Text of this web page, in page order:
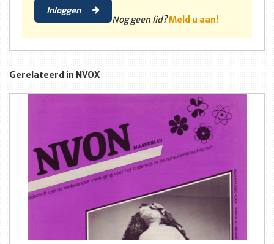
Inloggen
Nog geen lid?Meld u aan!
Gerelateerd in NVOX